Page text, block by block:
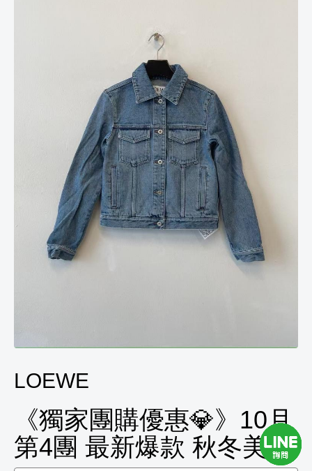
LOEWE
《獨家團購優惠💎》10月
第4團 最新爆款 秋冬美服